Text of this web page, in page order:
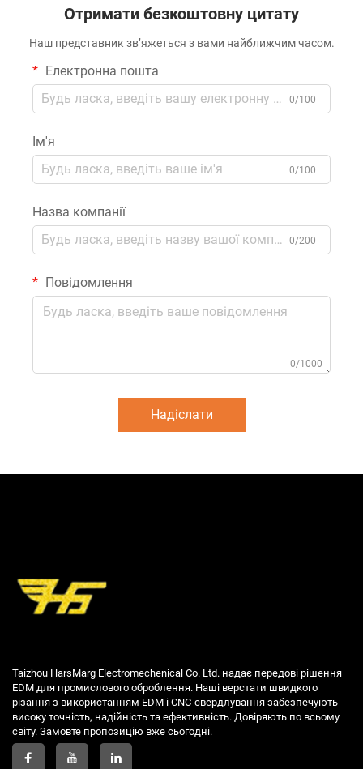
Отримати безкоштовну цитату
Наш представник зв’яжеться з вами найближчим часом.
Електронна пошта
0/100
Ім'я
0/100
Назва компанії
0/200
Повідомлення
0/1000
Надіслати
Taizhou HarsMarg Electromechenical Co. Ltd. надає передові рішення
EDM для промислового оброблення. Наші верстати швидкого
різання з використанням EDM і CNC-свердлування забезпечують
високу точність, надійність та ефективність. Довіряють по всьому
світу. Замовте пропозицію вже сьогодні.